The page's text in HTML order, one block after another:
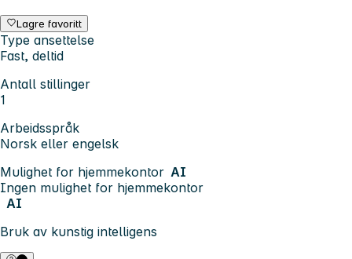
Lagre favoritt
Type ansettelse
Fast, deltid
Antall stillinger
1
Arbeidsspråk
Norsk eller engelsk
Mulighet for hjemmekontor AI
Ingen mulighet for hjemmekontor
AI
Bruk av kunstig intelligens